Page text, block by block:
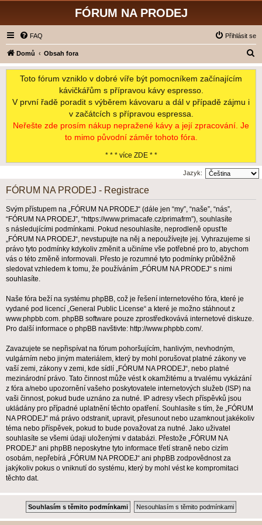
FÓRUM NA PRODEJ
FAQ Přihlásit se
Domů Obsah fora
l
Toto fórum vzniklo v dobré víře být pomocníkem začínajícím
kávičkářům s přípravou kávy espresso.
V první řadě poradit s výběrem kávovaru a dál v případě zájmu i
v začátcích s přípravou espressa.
Neřešte zde prosím nákup nepražené kávy a její zpracování. Je
to mimo původní záměr tohoto fóra.
* * * více ZDE * *
Jazyk:
FÓRUM NA PRODEJ - Registrace
Svým přístupem na „FÓRUM NA PRODEJ“ (dále jen “my”, “naše”, “nás”,
“FÓRUM NA PRODEJ”, “https://www.primacafe.cz/primafrm”), souhlasíte
s následujícími podmínkami. Pokud nesouhlasíte, neprodleně opusťte
„FÓRUM NA PRODEJ“, nevstupujte na něj a nepoužívejte jej. Vyhrazujeme si
právo tyto podmínky kdykoliv změnit a učiníme vše potřebné pro to, abychom
vás o této změně informovali. Přesto je rozumné tyto podmínky průběžně
sledovat vzhledem k tomu, že používáním „FÓRUM NA PRODEJ“ s nimi
souhlasíte.
Naše fóra beží na systému phpBB, což je řešení internetového fóra, které je
vydané pod licencí „General Public License“ a které je možno stáhnout z
www.phpbb.com. phpBB software pouze zprostředkovává internetové diskuze.
Pro další informace o phpBB navštivte: http://www.phpbb.com/.
Zavazujete se nepřispívat na fórum pohoršujícím, hanlivým, nevhodným,
vulgárním nebo jiným materiálem, který by mohl porušovat platné zákony ve
vaší zemi, zákony v zemi, kde sídlí „FÓRUM NA PRODEJ“, nebo platné
mezinárodní právo. Tato činnost může vést k okamžitému a trvalému vykázání
z fóra a/nebo upozornění vašeho poskytovatele internetových služeb (ISP) na
vaši činnost, pokud bude uznáno za nutné. IP adresy všech příspěvků jsou
ukládány pro případné uplatnění těchto opatření. Souhlasíte s tím, že „FÓRUM
NA PRODEJ“ má právo odstranit, upravit, přesunout nebo uzamknout jakékoliv
téma nebo příspěvek, pokud to bude považovat za nutné. Jako uživatel
souhlasíte se všemi údaji uloženými v databázi. Přestože „FÓRUM NA
PRODEJ“ ani phpBB neposkytne tyto informace třetí straně nebo cizím
osobám, nepřebírá „FÓRUM NA PRODEJ“ ani phpBB zodpovědnost za
jakýkoliv pokus o vniknutí do systému, který by mohl vést ke kompromitaci
těchto dat.